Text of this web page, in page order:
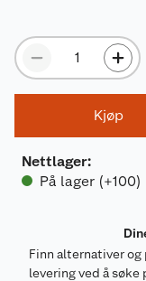
Kjøp
Nettlager:
På lager (+100)
Finn alternativer og
levering ved å søke